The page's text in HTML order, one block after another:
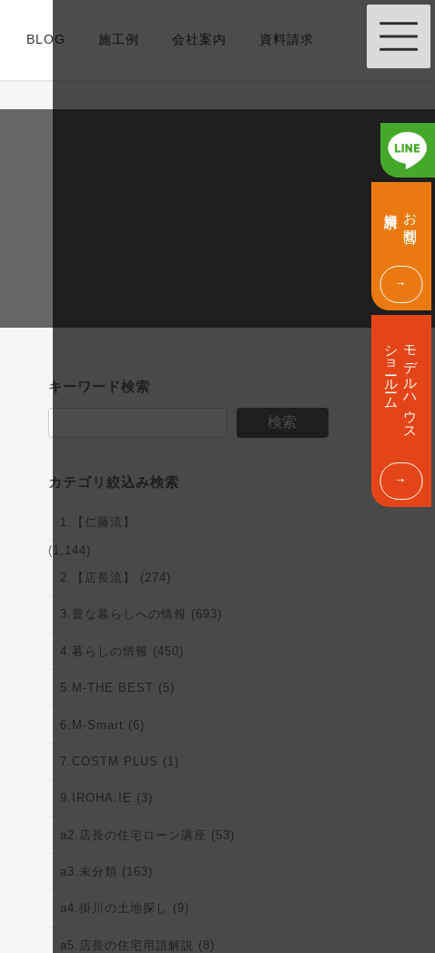
BLOG 施工例 会社案内 資料請求
キーワード検索
検索
カテゴリ絞込み検索
1.【仁藤流】
(1,144)
2.【店長流】 (274)
3.豊な暮らしへの情報 (693)
4.暮らしの情報 (450)
5.M-THE BEST (5)
6.M-Smart (6)
7.COSTM PLUS (1)
9.IROHA.IE (3)
a2.店長の住宅ローン講座 (53)
a3.未分類 (163)
a4.掛川の土地探し (9)
a5.店長の住宅用語解説 (8)
お問合せ
モデルハウス
ショールーム
グ